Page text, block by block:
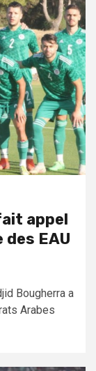
appel
EAU
Bougherra a
Arabes